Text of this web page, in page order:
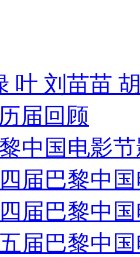
叶 刘苗苗
届回顾
中国电影
届巴黎中
届巴黎中
届巴黎中